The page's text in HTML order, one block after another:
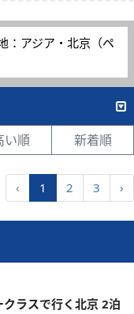
：アジア・北京（ペ
い順 新着順
‹ 1 2 3 ›
ラスで行く北京 2泊